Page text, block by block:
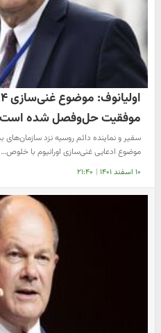
موفقیت حل‌وفصل شده است
سفیر و نماینده دائم روسیه نزد
موضوع ادعایی غنی‌سازی اورانیوم با خلوص…
۱۰ اسفند ۱۴۰۱ | ۲۱:۴۰